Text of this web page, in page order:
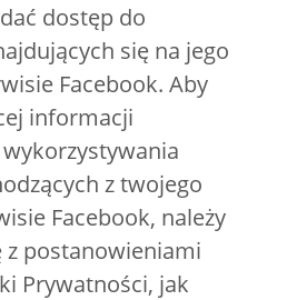
dostęp do
się na jego
Facebook. Aby
informacji
z twojego
Facebook, należy
z postanowieniami
Prywatności, jak